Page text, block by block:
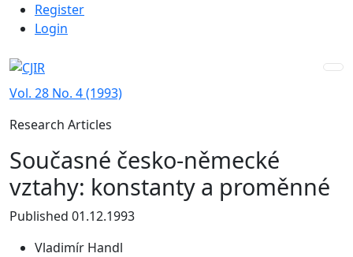
Skip to main navigation menu
Skip to main content
Skip to site footer
Admin menu
Register
Login
Vol. 28 No. 4 (1993)
Research Articles
Současné česko-německé
vztahy: konstanty a proměnné
Published 01.12.1993
Vladimír Handl